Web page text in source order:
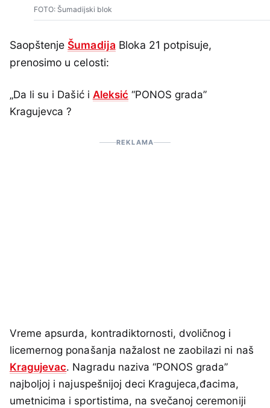
FOTO: Šumadijski blok
Saopštenje Šumadija Bloka 21 potpisuje,
prenosimo u celosti:
„Da li su i Dašić i Aleksić “PONOS grada”
Kragujevca ?
REKLAMA
Vreme apsurda, kontradiktornosti, dvoličnog i
licemernog ponašanja nažalost ne zaobilazi ni naš
Kragujevac. Nagradu naziva “PONOS grada”
najboljoj i najuspešnijoj deci Kragujeca,đacima,
umetnicima i sportistima, na svečanoj ceremoniji